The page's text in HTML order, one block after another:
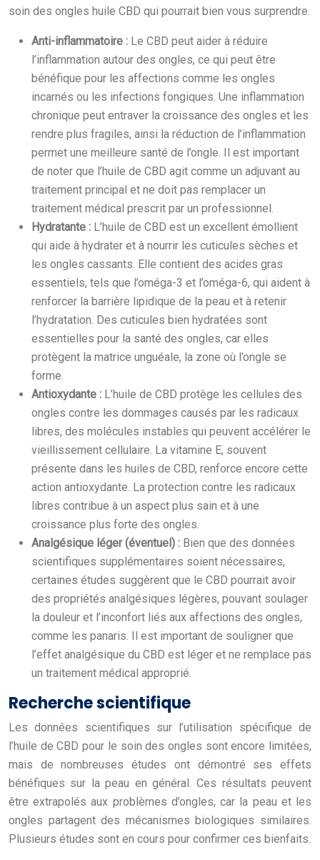
soin des ongles huile CBD qui pourrait bien vous surprendre.
Anti-inflammatoire : Le CBD peut aider à réduire
l’inflammation autour des ongles, ce qui peut être
bénéfique pour les affections comme les ongles
incarnés ou les infections fongiques. Une inflammation
chronique peut entraver la croissance des ongles et les
rendre plus fragiles, ainsi la réduction de l’inflammation
permet une meilleure santé de l’ongle. Il est important
de noter que l’huile de CBD agit comme un adjuvant au
traitement principal et ne doit pas remplacer un
traitement médical prescrit par un professionnel.
Hydratante : L’huile de CBD est un excellent émollient
qui aide à hydrater et à nourrir les cuticules sèches et
les ongles cassants. Elle contient des acides gras
essentiels, tels que l’oméga-3 et l’oméga-6, qui aident à
renforcer la barrière lipidique de la peau et à retenir
l’hydratation. Des cuticules bien hydratées sont
essentielles pour la santé des ongles, car elles
protègent la matrice unguéale, la zone où l’ongle se
forme.
Antioxydante : L’huile de CBD protège les cellules des
ongles contre les dommages causés par les radicaux
libres, des molécules instables qui peuvent accélérer le
vieillissement cellulaire. La vitamine E, souvent
présente dans les huiles de CBD, renforce encore cette
action antioxydante. La protection contre les radicaux
libres contribue à un aspect plus sain et à une
croissance plus forte des ongles.
Analgésique léger (éventuel) : Bien que des données
scientifiques supplémentaires soient nécessaires,
certaines études suggèrent que le CBD pourrait avoir
des propriétés analgésiques légères, pouvant soulager
la douleur et l’inconfort liés aux affections des ongles,
comme les panaris. Il est important de souligner que
l’effet analgésique du CBD est léger et ne remplace pas
un traitement médical approprié.
Recherche scientifique
Les données scientifiques sur l’utilisation spécifique de
l’huile de CBD pour le soin des ongles sont encore limitées,
mais de nombreuses études ont démontré ses effets
bénéfiques sur la peau en général. Ces résultats peuvent
être extrapolés aux problèmes d’ongles, car la peau et les
ongles partagent des mécanismes biologiques similaires.
Plusieurs études sont en cours pour confirmer ces bienfaits.